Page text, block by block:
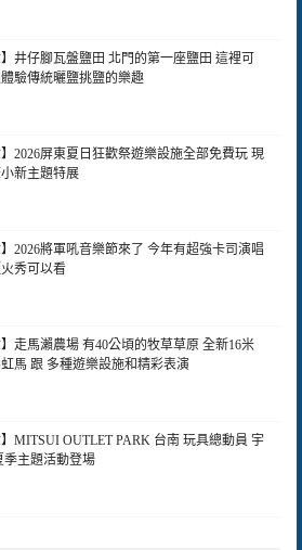
】井仔腳瓦盤鹽田 北門的第一座鹽田 這裡可
驗傳統曬鹽挑鹽的樂趣
】2026屏東夏日狂歡祭遊樂設施全部免費玩 現
新主題特展
】2026將軍吼音樂節來了 今年有超強卡司演唱
秀可以看
】走馬瀨農場 有40公頃的牧草草原 全新16米
馬 跟 多種遊樂設施和精彩表演
】MITSUI OUTLET PARK 台南 玩具總動員 宇
季主題活動登場